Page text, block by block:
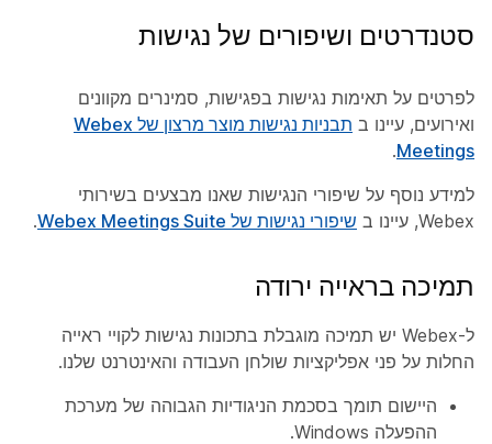
סטנדרטים ושיפורים של נגישות
לפרטים על תאימות נגישות בפגישות, סמינרים מקוונים
ואירועים, עיינו ב
תבניות נגישות מוצר מרצון של Webex
Meetings
.
למידע נוסף על שיפורי הנגישות שאנו מבצעים בשירותי
Webex, עיינו ב
שיפורי נגישות של Webex Meetings Suite .
תמיכה בראייה ירודה
ל-Webex יש תמיכה מוגבלת בתכונות נגישות לקויי ראייה
החלות על פני אפליקציות שולחן העבודה והאינטרנט שלנו.
היישום תומך בסכמת הניגודיות הגבוהה של מערכת
ההפעלה Windows.